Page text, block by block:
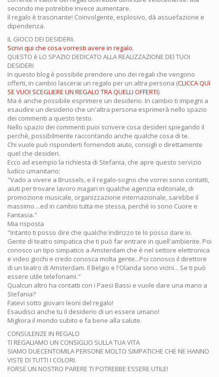
secondo me potrebbe invece aumentare.
Il regalo è trascinante! Coinvolgente, esplosivo, dà assuefazione e
dipendenza.
IL GIOCO DEI DESIDERIi.
Scrivi qui che cosa vorresti avere in regalo.
QUESTO è LO SPAZIO DEDICATO ALLA REALIZZAZIONE DEI TUOI
DESIDERI
In questo blog è possibile prendere uno dei regali che vengono
offerti, in cambio lascerai un regalo per un altra persona (CLICCA QUì
SE VUOI SCEGLIERE UN REGALO TRA QUELLI OFFERTI).
Ma è anche possibile esprimere un desiderio. In cambio ti impegni a
esaudire un desiderio che un'altra persona esprimerà nello spazio
dei commenti a questo testo.
Nello spazio dei commenti puoi scrivere cosa desideri spiegando il
perché, possibilmente raccontando anche qualche cosa di te.
Chi vuole può risponderti fornendoti aiuto, consigli o direttamente
quel che desideri.
Ecco ad esempio la richiesta di Stefania, che apre questo servizio
ludico umanitario:
"Vado a vivere a Brussels, e il regalo-sogno che vorrei sono contatti,
aiuti per trovare lavoro magari in qualche agenzia editoriale, di
promozione musicale, organizzazione internazionale, sarebbe il
massimo....ed in cambio tutta me stessa, perchè io sono Cuore e
Fantasia."
Mia risposta
"Intanto ti posso dire che qualche indirizzo te lo posso dare io.
Gente di teatro simpatica che ti può far entrare in quell'ambiente. Poi
conosco un tipo simpatico a Amsterdam che è nel settore elettronica
e video giochi e credo conosca molta gente...Poi conosco il direttore
di un teatro di Amsterdam. Il Belgio e l'Olanda sono vicini... Se ti può
essere utile telefonami."
Qualcun altro ha contatti con i Paesi Bassi e vuole dare una mano a
Stefania?
Fatevi sotto giovani leoni del regalo!
Esaudisci anche tu il desiderio di un essere umano!
Migliora il mondo subito e fa bene alla salute.
CONSULENZE IN REGALO
TI REGALIAMO UN CONSIGLIO SULLA TUA VITA
SIAMO DUECENTOMILA PERSONE MOLTO SIMPATICHE CHE NE HANNO
VISTE DI TUTTI I COLORI.
FORSE UN NOSTRO PARERE TI POTREBBE ESSERE UTILE!